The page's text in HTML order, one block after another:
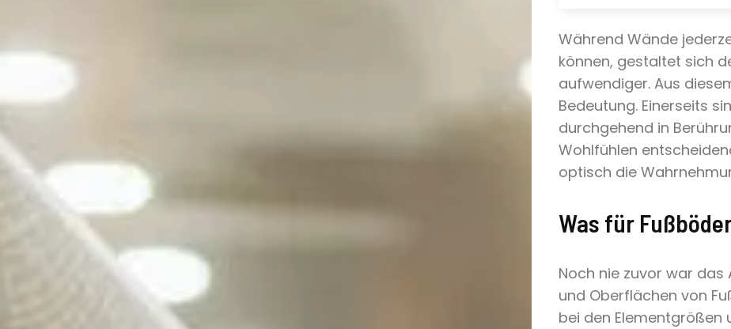
Während Wände
können, gestaltet sich
aufwendiger. Aus
Bedeutung. Einerseits
durchgehend in
Wohlfühlen
optisch die
Was für
Noch nie zuvor war
und Oberflächen von
bei den Elementgrößen